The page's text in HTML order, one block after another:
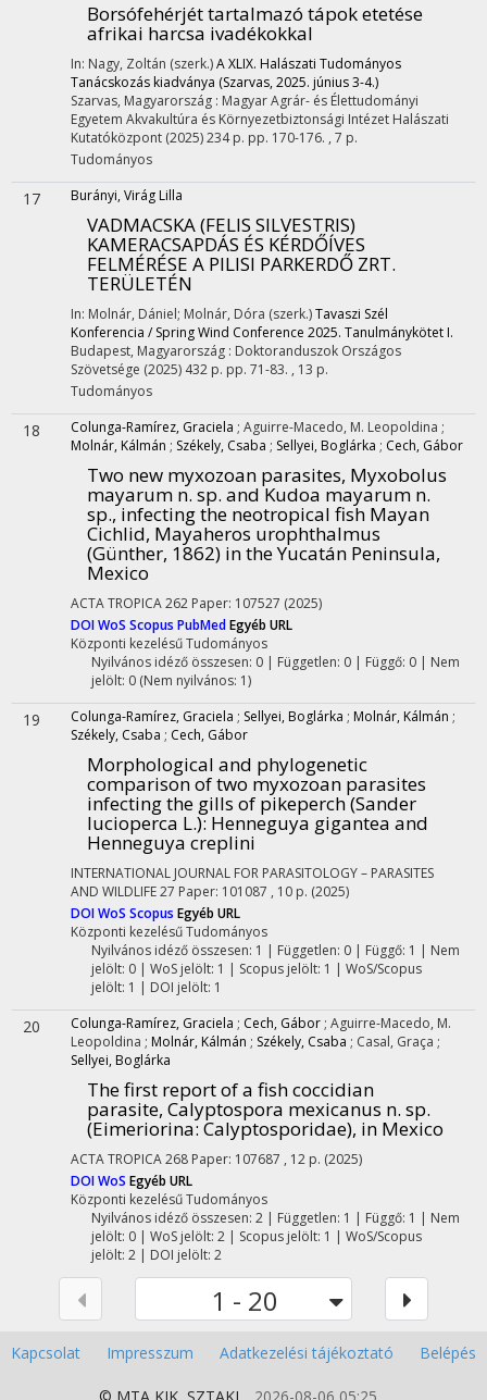
Borsófehérjét tartalmazó tápok etetése
afrikai harcsa ivadékokkal
In: Nagy, Zoltán (szerk.)A XLIX. Halászati Tudományos
Tanácskozás kiadványa (Szarvas, 2025. június 3-4.)
Szarvas, Magyarország : Magyar Agrár- és Élettudományi
Egyetem Akvakultúra és Környezetbiztonsági Intézet Halászati
Kutatóközpont (2025)234 p. pp. 170-176. , 7 p.
Tudományos
17 Burányi, Virág Lilla
VADMACSKA (FELIS SILVESTRIS)
KAMERACSAPDÁS ÉS KÉRDŐÍVES
FELMÉRÉSE A PILISI PARKERDŐ ZRT.
TERÜLETÉN
In: Molnár, Dániel; Molnár, Dóra (szerk.)Tavaszi Szél
Konferencia / Spring Wind Conference 2025. Tanulmánykötet I.
Budapest, Magyarország : Doktoranduszok Országos
Szövetsége (2025) 432 p. pp. 71-83. , 13 p.
Tudományos
18 Colunga-Ramírez, Graciela ; Aguirre-Macedo, M. Leopoldina ;
Molnár, Kálmán ; Székely, Csaba ; Sellyei, Boglárka ; Cech, Gábor
Two new myxozoan parasites, Myxobolus
mayarum n. sp. and Kudoa mayarum n.
sp., infecting the neotropical fish Mayan
Cichlid, Mayaheros urophthalmus
(Günther, 1862) in the Yucatán Peninsula,
Mexico
ACTA TROPICA262 Paper: 107527 (2025)
DOIWoS Scopus PubMedEgyéb URL
Központi kezelésűTudományos
Nyilvános idéző összesen: 0| Független: 0 | Függő: 0 | Nem
jelölt: 0 (Nem nyilvános: 1)
19 Colunga-Ramírez, Graciela ; Sellyei, Boglárka ; Molnár, Kálmán ;
Székely, Csaba ; Cech, Gábor
Morphological and phylogenetic
comparison of two myxozoan parasites
infecting the gills of pikeperch (Sander
lucioperca L.): Henneguya gigantea and
Henneguya creplini
INTERNATIONAL JOURNAL FOR PARASITOLOGY – PARASITES
AND WILDLIFE27 Paper: 101087 , 10 p. (2025)
DOIWoS Scopus Egyéb URL
Központi kezelésűTudományos
Nyilvános idéző összesen: 1 | Független: 0 | Függő: 1 | Nem
jelölt: 0 | WoS jelölt: 1 | Scopus jelölt: 1 | WoS/Scopus
jelölt: 1 | DOI jelölt: 1
20 Colunga-Ramírez, Graciela ; Cech, Gábor ; Aguirre-Macedo, M.
Leopoldina ; Molnár, Kálmán ; Székely, Csaba ; Casal, Graça ;
Sellyei, Boglárka
The first report of a fish coccidian
parasite, Calyptospora mexicanus n. sp.
(Eimeriorina: Calyptosporidae), in Mexico
ACTA TROPICA268 Paper: 107687 , 12 p. (2025)
DOIWoS Egyéb URL
Központi kezelésűTudományos
Nyilvános idéző összesen: 2| Független: 1 | Függő: 1 | Nem
jelölt: 0 | WoS jelölt: 2 | Scopus jelölt: 1 | WoS/Scopus
jelölt: 2 | DOI jelölt: 2
1 - 20
Kapcsolat Impresszum Adatkezelési tájékoztató Belépés